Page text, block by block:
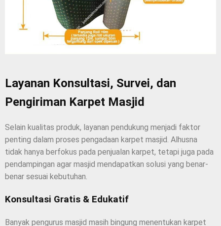
Layanan Konsultasi, Survei, dan
Pengiriman Karpet Masjid
Selain kualitas produk, layanan pendukung menjadi faktor
penting dalam proses pengadaan karpet masjid. Alhusna
tidak hanya berfokus pada penjualan karpet, tetapi juga pada
pendampingan agar masjid mendapatkan solusi yang benar-
benar sesuai kebutuhan.
Konsultasi Gratis & Edukatif
Banyak pengurus masjid masih bingung menentukan karpet